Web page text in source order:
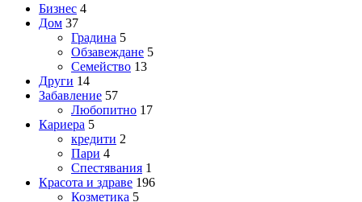
Бизнес 4
Дом 37
Градина 5
Обзавеждане 5
Семейство 13
Други 14
Забавление 57
Любопитно 17
Кариера 5
кредити 2
Пари 4
Спестявания 1
Красота и здраве 196
Козметика 5